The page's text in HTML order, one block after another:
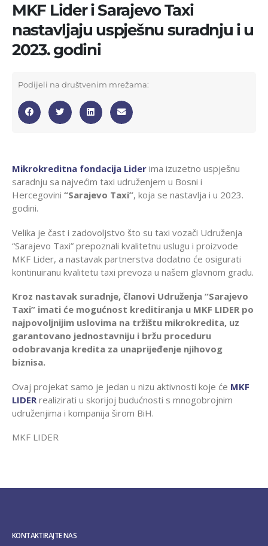
MKF Lider i Sarajevo Taxi
nastavljaju uspješnu suradnju i u
2023. godini
Podijeli na društvenim mrežama:
Mikrokreditna fondacija Lider ima izuzetno uspješnu
saradnju sa najvećim taxi udruženjem u Bosni i
Hercegovini “Sarajevo Taxi”, koja se nastavlja i u 2023.
godini.
Velika je čast i zadovoljstvo što su taxi vozači Udruženja
“Sarajevo Taxi” prepoznali kvalitetnu uslugu i proizvode
MKF Lider, a nastavak partnerstva dodatno će osigurati
kontinuiranu kvalitetu taxi prevoza u našem glavnom gradu.
Kroz nastavak suradnje, članovi Udruženja “Sarajevo
Taxi” imati će mogućnost kreditiranja u MKF LIDER po
najpovoljnijim uslovima na tržištu mikrokredita, uz
garantovano jednostavniju i bržu proceduru
odobravanja kredita za unaprijeđenje njihovog
biznisa.
Ovaj projekat samo je jedan u nizu aktivnosti koje će MKF
LIDER realizirati u skorijoj budućnosti s mnogobrojnim
udruženjima i kompanija širom BiH.
MKF LIDER
KONTAKTIRAJTE NAS